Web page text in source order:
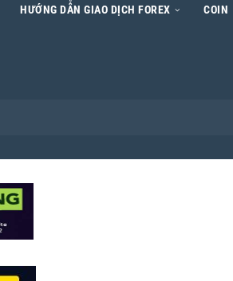
HƯỚNG DẪN GIAO DỊCH FOREX COIN